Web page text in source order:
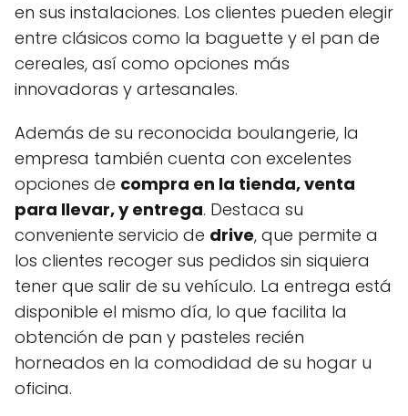
en sus instalaciones. Los clientes pueden elegir
entre clásicos como la baguette y el pan de
cereales, así como opciones más
innovadoras y artesanales.
Además de su reconocida boulangerie, la
empresa también cuenta con excelentes
opciones de compra en la tienda, venta
para llevar, y entrega. Destaca su
conveniente servicio de drive, que permite a
los clientes recoger sus pedidos sin siquiera
tener que salir de su vehículo. La entrega está
disponible el mismo día, lo que facilita la
obtención de pan y pasteles recién
horneados en la comodidad de su hogar u
oficina.